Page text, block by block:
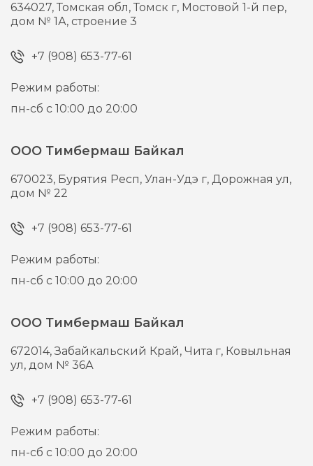
634027,Томская обл, Томск г, Мостовой 1-й пер,
дом № 1А, строение 3
+7 (908) 653-77-61
Режим работы:
пн-сб с 10:00 до 20:00
ООО Тимбермаш Байкал
670023, Бурятия Респ, Улан-Удэ г,Дорожная ул,
дом № 22
+7 (908) 653-77-61
Режим работы:
пн-сб с 10:00 до 20:00
ООО Тимбермаш Байкал
672014,Забайкальский Край, Чита г, Ковыльная
ул, дом № 36А
+7 (908) 653-77-61
Режим работы:
пн-сб с 10:00 до 20:00